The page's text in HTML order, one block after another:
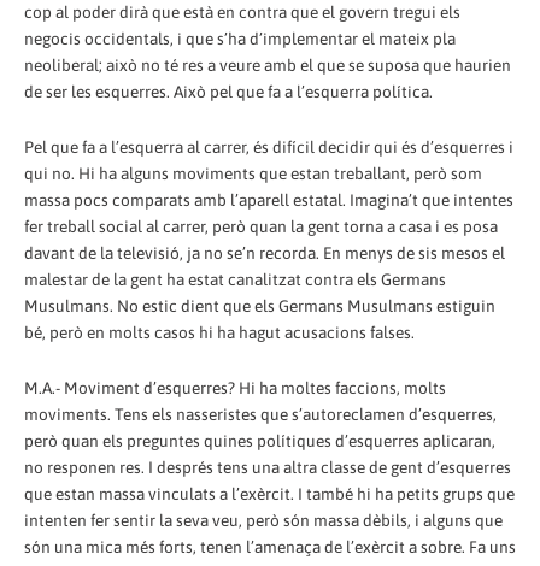
cop al poder dirà que està en contra que el govern tregui els
negocis occidentals, i que s’ha d’implementar el mateix pla
neoliberal; això no té res a veure amb el que se suposa que haurien
de ser les esquerres. Això pel que fa a l’esquerra política.
Pel que fa a l’esquerra al carrer, és difícil decidir qui és d’esquerres i
qui no. Hi ha alguns moviments que estan treballant, però som
massa pocs comparats amb l’aparell estatal. Imagina’t que intentes
fer treball social al carrer, però quan la gent torna a casa i es posa
davant de la televisió, ja no se’n recorda. En menys de sis mesos el
malestar de la gent ha estat canalitzat contra els Germans
Musulmans. No estic dient que els Germans Musulmans estiguin
bé, però en molts casos hi ha hagut acusacions falses.
M.A.- Moviment d’esquerres? Hi ha moltes faccions, molts
moviments. Tens els nasseristes que s’autoreclamen d’esquerres,
però quan els preguntes quines polítiques d’esquerres aplicaran,
no responen res. I després tens una altra classe de gent d’esquerres
que estan massa vinculats a l’exèrcit. I també hi ha petits grups que
intenten fer sentir la seva veu, però són massa dèbils, i alguns que
són una mica més forts, tenen l’amenaça de l’exèrcit a sobre. Fa uns